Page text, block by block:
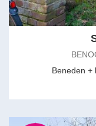
Beneden +